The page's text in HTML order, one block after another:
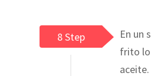
8 Step
En un
frito lo